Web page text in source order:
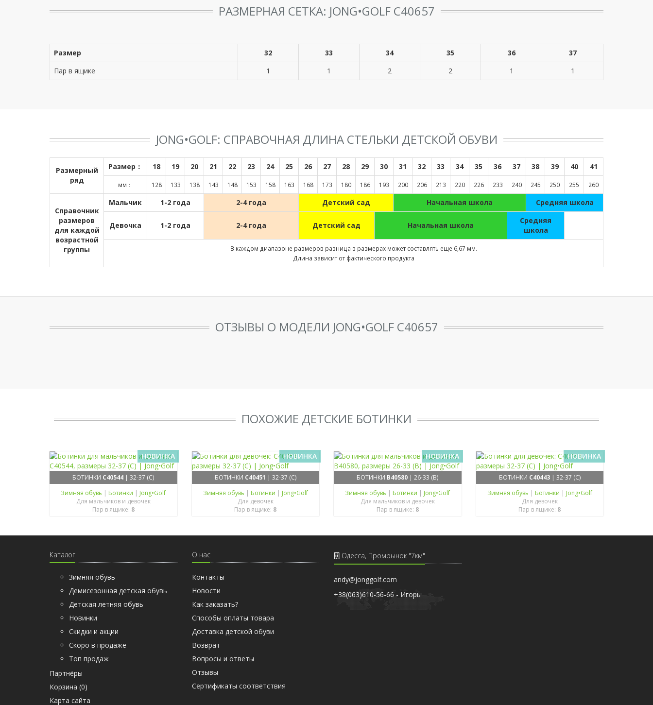
РАЗМЕРНАЯ СЕТКА: JONG•GOLF C40657
Размер 32 33 34 35 36
37
Пар в ящике
1 1 2 2 1 1
JONG•GOLF: СПРАВОЧНАЯ ДЛИНА СТЕЛЬКИ ДЕТСКОЙ ОБУВИ
Размерный
ряд
Размер： 18 19 20 21 22 23 24 25 26 27 28 29 30 31 32 33 34 35 36 37 38 39 40 41
мм： 128 133 138 143 148 153 158 163 168 173 180 186 193 200 206 213 220 226 233 240 245 250 255 260
Справочник
размеров
для каждой
возрастной
группы
Мальчик 1-2 года 2-4 года Детский сад Начальная школа Средняя школа
Девочка 1-2 года 2-4 года Детский сад Начальная школа
Средняя
школа
В каждом диапазоне размеров разница в размерах может составлять еще 6,67 мм.
Длина зависит от фактического продукта
ОТЗЫВЫ О МОДЕЛИ JONG•GOLF C40657
ПОХОЖИЕ ДЕТСКИЕ БОТИНКИ
НОВИНКА
БОТИНКИ C40544 | 32-37 (C)
Зимняя обувь | Ботинки | Jong•Golf
Для мальчиков и девочек
Пар в ящике: 8
НОВИНКА
БОТИНКИ C40451 | 32-37 (C)
Зимняя обувь | Ботинки | Jong•Golf
Для девочек
Пар в ящике: 8
НОВИНКА
БОТИНКИ B40580 | 26-33 (B)
Зимняя обувь | Ботинки | Jong•Golf
Для мальчиков и девочек
Пар в ящике: 8
НОВИНКА
БОТИНКИ C40443| 32-37 (C)
Зимняя обувь | Ботинки | Jong•Golf
Для девочек
Пар в ящике: 8
Каталог
Зимняя обувь
Демисезонная детская обувь
Детская летняя обувь
Новинки
Скидки и акции
Скоро в продаже
Топ продаж
Партнёры
Корзина (0)
Карта сайта
О нас
Контакты
Новости
Как заказать?
Способы оплаты товара
Доставка детской обуви
Возврат
Вопросы и ответы
Отзывы
Cертификаты соответствия
Одесса, Промрынок "7км"
andy@jonggolf.com
+38(063)610-56-66 - Игорь